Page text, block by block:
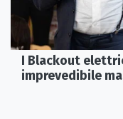
I Blackout
imprevedibile